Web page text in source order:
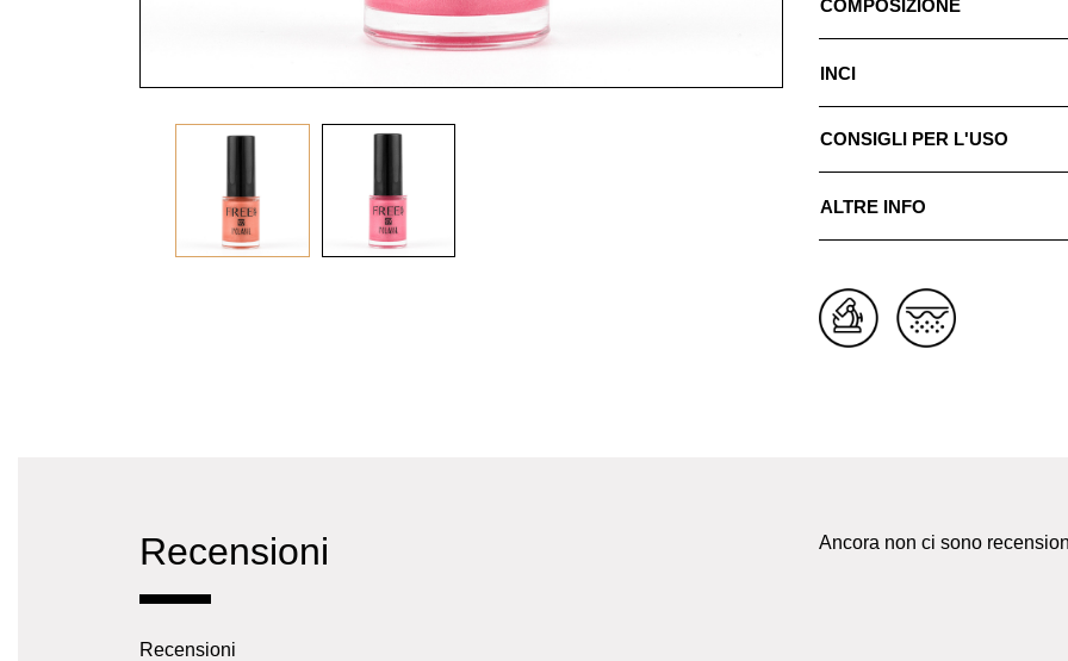
COMPOSIZIONE
INCI
CONSIGLI PER L'USO
ALTRE INFO
Recensioni
Recensioni
Ancora non ci sono